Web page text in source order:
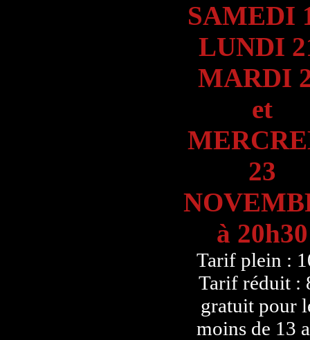
SAMEDI
LUNDI
MARDI
et
23
à 20h30
Tarif plein :
Tarif réduit :
gratuit pour
moins de 13